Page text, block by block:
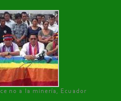
no a la minería, Ecuador